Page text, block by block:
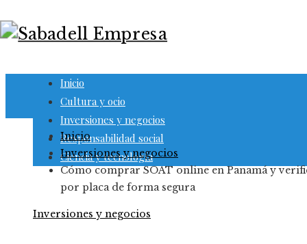
Inicio
Cultura y ocio
Inversiones y negocios
Responsabilidad social
Ciencia y tecnología
Inicio
Inversiones y negocios
Cómo comprar SOAT online en Panamá y
por placa de forma segura
Inversiones y negocios